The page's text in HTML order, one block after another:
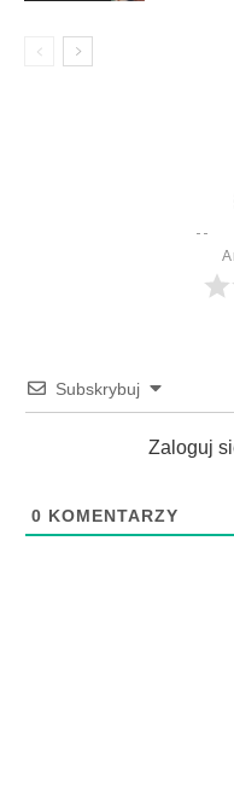
Subskrybuj
Zaloguj
0 KOMENTARZY